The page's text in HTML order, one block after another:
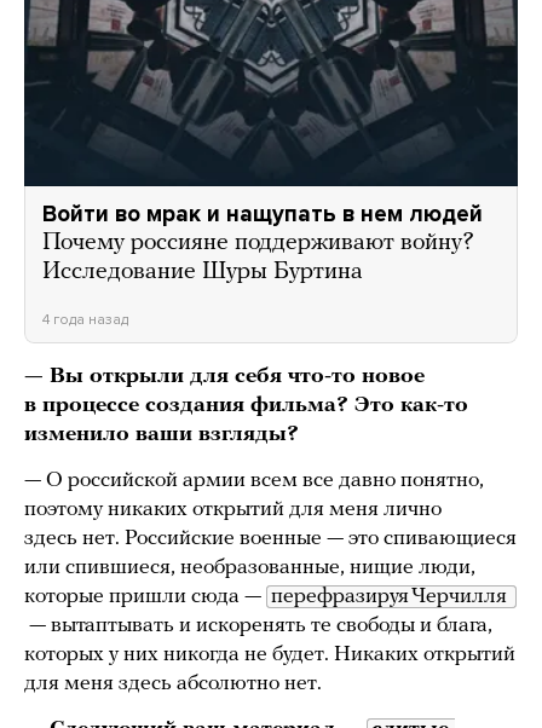
Войти во мрак и нащупать в нем людей
Почему россияне поддерживают войну?
Исследование Шуры Буртина
4 года назад
— Вы открыли для себя что-то новое
в процессе создания фильма? Это как-то
изменило ваши взгляды?
— О российской армии всем все давно понятно,
поэтому никаких открытий для меня лично
здесь нет. Российские военные — это спивающиеся
или спившиеся, необразованные, нищие люди,
которые пришли сюда —
— вытаптывать и искоренять те свободы и блага,
которых у них никогда не будет. Никаких открытий
для меня здесь абсолютно нет.